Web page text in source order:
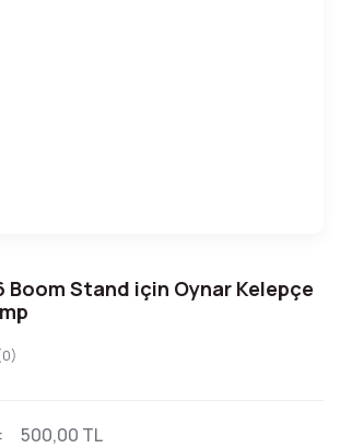
Boom Stand için Oynar Kelepçe
500,00 TL